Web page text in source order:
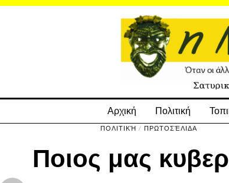
Αρχική Πολιτική
ΠΟΛΙΤΙΚΉ / ΠΡΩΤΟΣΈΛΙΔΑ
Ποιος μας